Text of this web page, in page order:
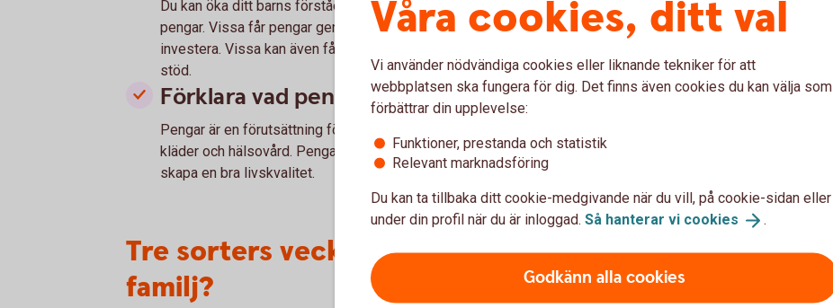
Du kan öka ditt barns förståelse för ekonomi genom att berätta hur och varför man får
pengar. Vissa får pengar genom att arbeta och andra genom att driva företag eller
investera. Vissa kan även få pengar genom sin pension eller någon form av ekonomiskt
stöd.
Förklara vad pengar ska räcka till
Pengar är en förutsättning för att vi ska överleva och köpa till exempel mat, boende,
kläder och hälsovård. Pengar hjälper oss också att planera för framtiden så att vi kan
skapa en bra livskvalitet.
Tre sorters vecko/månadspeng - vilken passar er
familj?
Våra cookies, ditt val
Vi använder nödvändiga cookies eller liknande tekniker för att
webbplatsen ska fungera för dig. Det finns även cookies du kan välja som
förbättrar din upplevelse:
Funktioner, prestanda och statistik
Relevant marknadsföring
Du kan ta tillbaka ditt cookie-medgivande när du vill, på cookie-sidan eller
under din profil när du är inloggad. Så hanterar vi cookies .
Godkänn alla cookies